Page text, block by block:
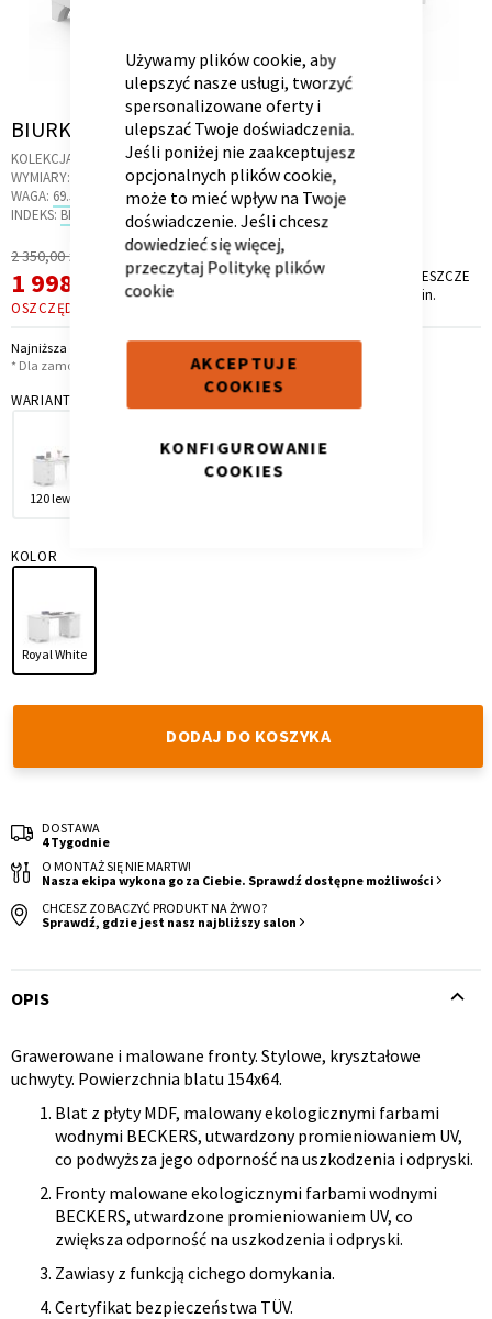
Używamy plików cookie, aby
ulepszyć nasze usługi, tworzyć
spersonalizowane oferty i
ulepszać Twoje doświadczenia.
Jeśli poniżej nie zaakceptujesz
opcjonalnych plików cookie,
może to mieć wpływ na Twoje
doświadczenie. Jeśli chcesz
dowiedzieć się więcej,
przeczytaj Politykę plików
cookie
AKCEPTUJE
COOKIES
KONFIGUROWANIE
COOKIES
Skip
the
beginning
of
images
gallery
BIURKO 150 ROYAL WHITE
KOLEKCJA:
ROYAL WHITE
WYMIARY:
154 X 64 X 74 CM
WAGA: 69.5 KG
INDEKS: BK.31
Regularna
Cena
2 350,00 zł
Cena
promocyjna
1 998,00 zł*
OSZCZĘDZASZ
PROMOCJA TRWA JESZCZE
9 dni, 1 godz. i 19 min.
Najniższa cena z 30 dni przed obniżką: 1 998,00 zł
* Dla zamówień powyżej 6 999,00 zł
WARIANT
120 lewe
KOLOR
Royal White
DODAJ DO KOSZYKA
DOSTAWA
4 Tygodnie
O MONTAŻ SIĘ NIE MARTW!
Nasza ekipa wykona go za Ciebie. Sprawdź dostępne możliwości
CHCESZ ZOBACZYĆ PRODUKT NA ŻYWO?
Sprawdź, gdzie jest nasz najbliższy salon
OPIS
Opis
produktu
Grawerowane i malowane fronty. Stylowe, kryształowe
uchwyty. Powierzchnia blatu 154x64.
Blat z płyty MDF, malowany ekologicznymi farbami
wodnymi BECKERS, utwardzony promieniowaniem UV,
co podwyższa jego odporność na uszkodzenia i odpryski.
Fronty malowane ekologicznymi farbami wodnymi
BECKERS, utwardzone promieniowaniem UV, co
zwiększa odporność na uszkodzenia i odpryski.
Zawiasy z funkcją cichego domykania.
Certyfikat bezpieczeństwa TÜV.
Kontenerek Półka i szafka wisząca
Krzesło i fotel